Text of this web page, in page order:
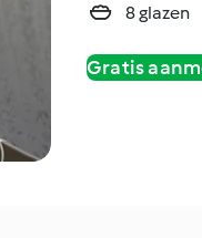
8 glazen
Gratis